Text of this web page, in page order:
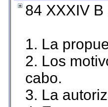
84 XXXIV
1. La
2. Los
cabo.
3. La